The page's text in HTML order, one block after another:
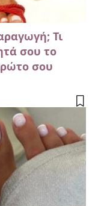
Τι
σου το
σου